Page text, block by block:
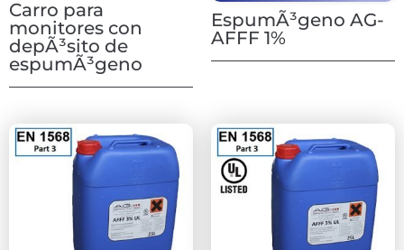
Carro para
monitores con
depÃ³sito de
espumÃ³geno
EspumÃ³geno AG-
AFFF 1%